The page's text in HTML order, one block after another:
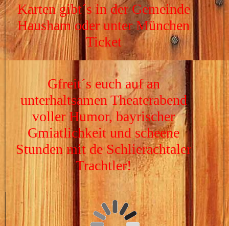
Karten gibt´s in der Gemeinde
Hausham oder unter München
Ticket
Gfreit´s euch auf an
unterhaltsamen Theaterabend
voller Humor, bayrischer
Gmiatlichkeit und scheene
Stunden mit de Schlierachtaler
Trachtler!